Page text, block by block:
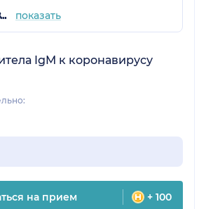
+7 (831) 231-08-16 показать
IgM к коронавирусу
на прием + 100